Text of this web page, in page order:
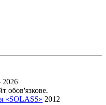
2026
обов'язкове.
«SOLASS» 2012